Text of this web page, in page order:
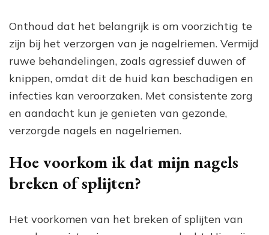
Onthoud dat het belangrijk is om voorzichtig te
zijn bij het verzorgen van je nagelriemen. Vermijd
ruwe behandelingen, zoals agressief duwen of
knippen, omdat dit de huid kan beschadigen en
infecties kan veroorzaken. Met consistente zorg
en aandacht kun je genieten van gezonde,
verzorgde nagels en nagelriemen.
Hoe voorkom ik dat mijn nagels
breken of splijten?
Het voorkomen van het breken of splijten van